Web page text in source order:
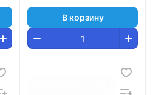
В корзину